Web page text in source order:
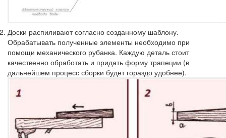
Доски распиливают согласно созданному шаблону.
Обрабатывать полученные элементы необходимо при
помощи механического рубанка. Каждую деталь стоит
качественно обработать и придать форму трапеции (в
дальнейшем процесс сборки будет гораздо удобнее).